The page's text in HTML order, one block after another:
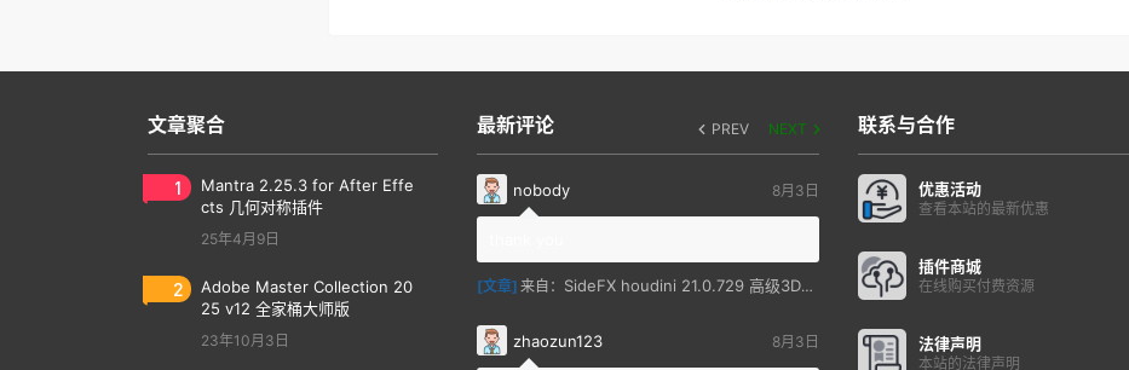
文章聚合
1
Mantra 2.25.3 for After Effe
cts 几何对称插件
25年4月9日
2
Adobe Master Collection 20
25 v12 全家桶大师版
23年10月3日
最新评论 PREV NEXT
nobody 8月3日
[文章] 来自： SideFX houdini 21.0.729 高级3D特效软件
zhaozun123 8月3日
联系与合作
优惠活动
查看本站的最新优惠
插件商城
在线购买付费资源
法律声明
本站的法律声明